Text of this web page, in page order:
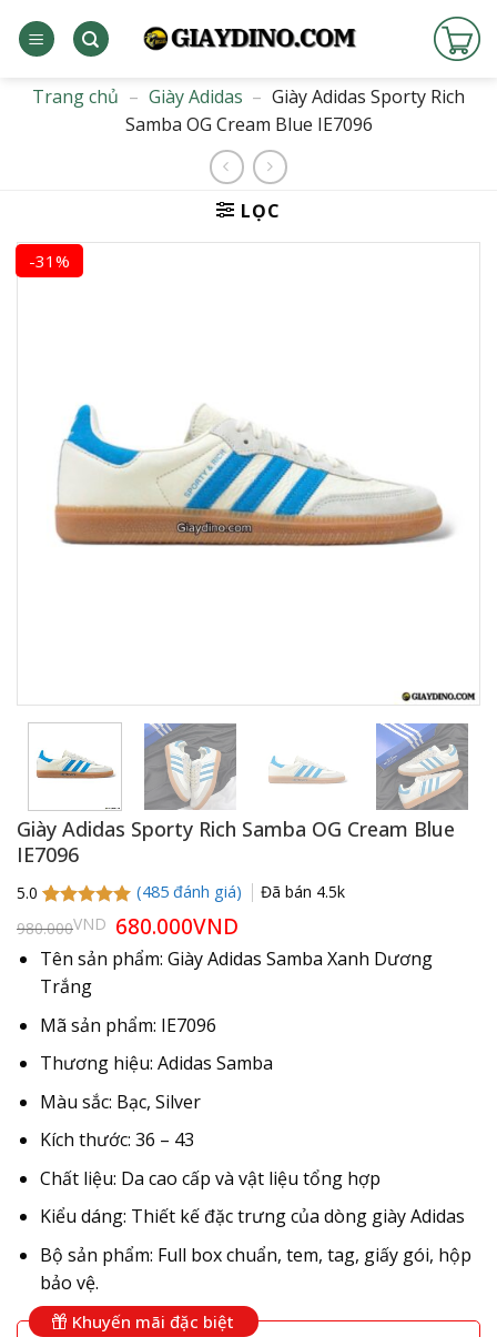
qua
dungTrang chủ – Giày Adidas – Giày Adidas Sporty Rich
Samba OG Cream Blue IE7096
LỌC
-31%
Giày Adidas Sporty Rich Samba OG Cream Blue
IE7096
5.0
5.0 trên 5
dựa trên
485
đánh giá
(485đánh giá) Đã bán 4.5k
980.000VND Giá
gốc
là:
980.000VND.
680.000VND
tại
là:
Tên sản phẩm: Giày Adidas Samba Xanh Dương
Trắng
Mã sản phẩm: IE7096
Thương hiệu: Adidas Samba
Màu sắc: Bạc, Silver
Kích thước: 36 – 43
Chất liệu: Da cao cấp và vật liệu tổng hợp
Kiểu dáng: Thiết kế đặc trưng của dòng giày Adidas
Bộ sản phẩm: Full box chuẩn, tem, tag, giấy gói, hộp
bảo vệ.
Khuyến mãi đặc biệt